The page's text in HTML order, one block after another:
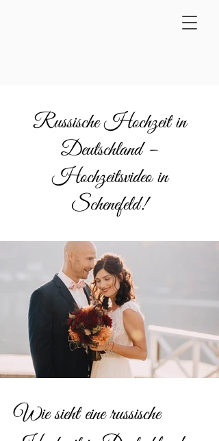
Russische Hochzeit in
Deutschland –
Hochzeitsvideo in
Schenefeld!
Wie sieht eine russische